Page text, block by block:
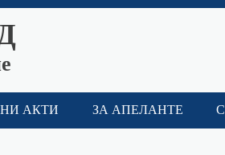
АКТИ ЗА АПЕЛАНТЕ